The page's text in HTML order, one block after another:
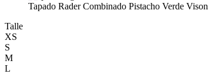
Tapado Rader Combinado Pistacho Verde Vison
Talle
XS
S
M
L